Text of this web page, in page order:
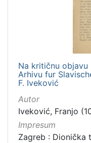
Na kritičnu objavu
Arhivu fur
F. Iveković
Autor
Iveković, Franjo
Impresum
Zagreb : Dionička